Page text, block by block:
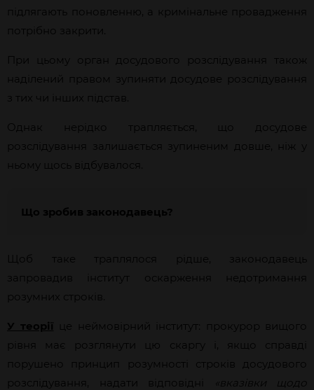
підлягають поновленню, а кримінальне провадження
потрібно закрити.
При цьому орган досудового розслідування також
наділений правом зупиняти досудове розслідування
з тих чи інших підстав.
Однак нерідко трапляється, що досудове
розслідування залишається зупиненим довше, ніж у
ньому щось відбувалося.
Що зробив законодавець?
Щоб таке траплялося рідше, законодавець
запровадив інститут оскарження недотримання
розумних строків.
У теорії це неймовірний інститут: прокурор вищого
рівня має розглянути цю скаргу і, якщо справді
порушено принцип розумності строків досудового
розслідування, надати відповідні
«вказівки щодо